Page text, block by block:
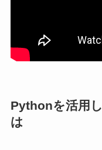
Pythonを活用
は